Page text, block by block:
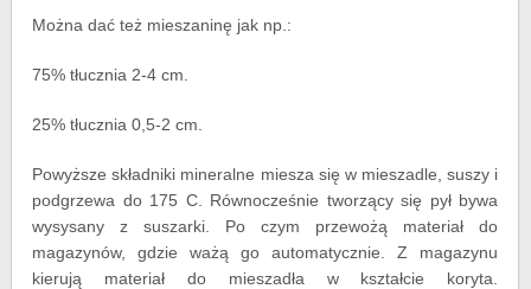
Można dać też mieszaninę jak np.:
75% tłucznia 2-4 cm.
25% tłucznia 0,5-2 cm.
Powyższe składniki mineralne miesza się w mieszadle, suszy i
podgrzewa do 175 C. Równocześnie tworzący się pył bywa
wysysany z suszarki. Po czym przewożą materiał do
magazynów, gdzie ważą go automatycznie. Z magazynu
kierują materiał do mieszadła w kształcie koryta.